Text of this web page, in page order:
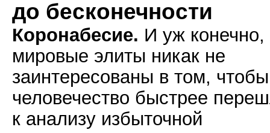
до бесконечности
Коронабесие. И уж конечно,
мировые элиты никак не
заинтересованы в том, чтобы
человечество быстрее
к анализу избыточной